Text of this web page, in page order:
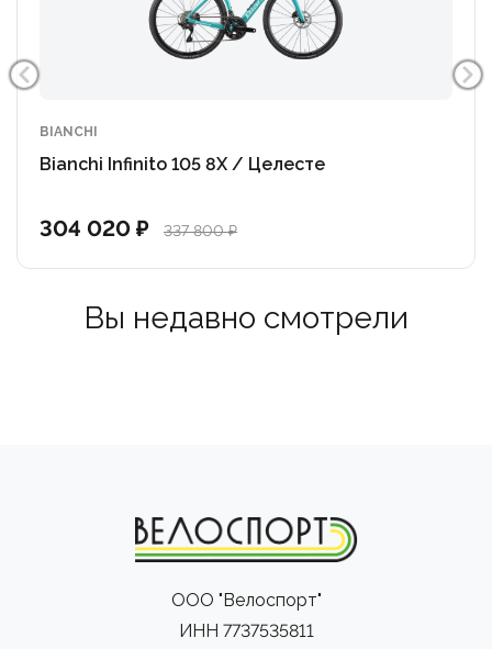
впервые был представлен на модели Colnago C68,
благодаря чему применена новая система полностью
внутренней прокладки кабелей. В рулевой под
крышкой спрятан элегантный мультитул.
Улучшена передача мощности при педалировании.
Более предсказуемое прохождение поворотов на
Рулевая Ceramic Speed SLT с подшипниками на
«твердой» полимерной смазке. В сравнении со
стандартными рулевыми это значительно
продлевает срок службы без необходимости
BIANCHI
Bianchi Infinito 105 8X / Целесте
304 020 ₽ 337 800 ₽
Вы недавно смотрели
ООО "Велоспорт"
ИНН 7737535811